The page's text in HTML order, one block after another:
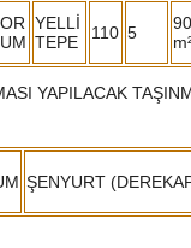
YELLİ
TEPE
110 5
ŞENYURT